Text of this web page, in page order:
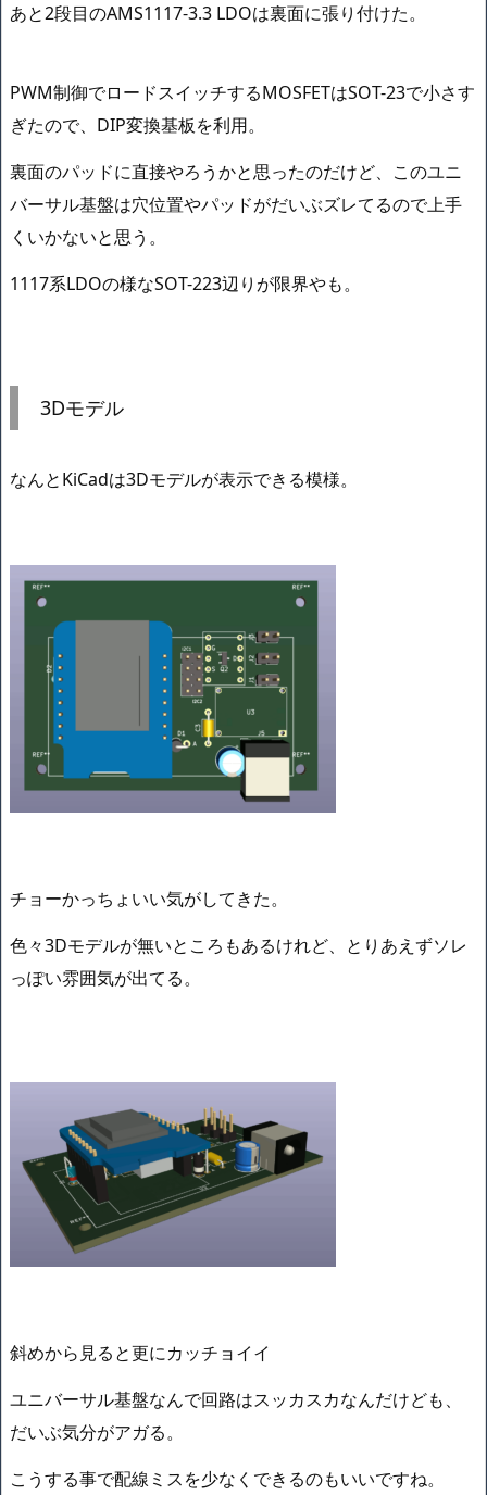
あと2段目のAMS1117-3.3 LDOは裏面に張り付けた。
PWM制御でロードスイッチするMOSFETはSOT-23で小さす
ぎたので、DIP変換基板を利用。
裏面のパッドに直接やろうかと思ったのだけど、このユニ
バーサル基盤は穴位置やパッドがだいぶズレてるので上手
くいかないと思う。
1117系LDOの様なSOT-223辺りが限界やも。
3Dモデル
なんとKiCadは3Dモデルが表示できる模様。
チョーかっちょいい気がしてきた。
色々3Dモデルが無いところもあるけれど、とりあえずソレ
っぽい雰囲気が出てる。
斜めから見ると更にカッチョイイ
ユニバーサル基盤なんで回路はスッカスカなんだけども、
だいぶ気分がアガる。
こうする事で配線ミスを少なくできるのもいいですね。